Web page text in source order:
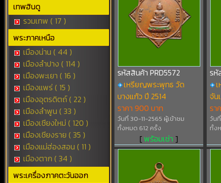
เทพฮินดู
รวมเทพ ( 17 )
พระภาคเหนือ
เมืองน่าน ( 44 )
เมืองลำปาง ( 114 )
เมืองพะเยา ( 16 )
เมืองแพร่ ( 15 )
เมืองอุตรดิตถ์ ( 22 )
เมืองลำพูน ( 33 )
เมืองเชียงใหม่ ( 120 )
เมืองเชียงราย ( 35 )
เมืองแม่ฮ่องสอน ( 11 )
เมืองตาก ( 34 )
พระเครื่องภาคตะวันออก
รหัสสินค้า PRD5572
เหรียญพระพุทธ วัด
บางแก้ว ปี 2514
ราคา 900 บาท
วันที่ 30-11-2565 ผู้เข้าชม
ทั้งหมด 612 ครั้ง
[พร้อมเช่า ]
รหั
จัน
รา
วัน
ทั้ง